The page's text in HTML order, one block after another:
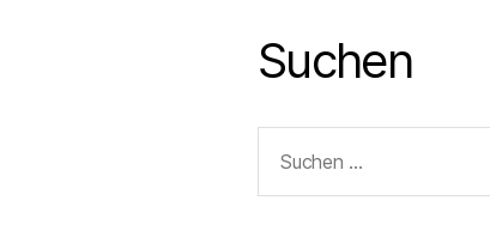
Suchen
nach: